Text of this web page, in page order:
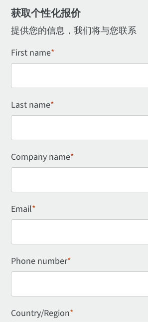
获取个性化报价
提供您的信息，我们将与您联系
First name*
Last name*
Company name*
Email*
Phone number*
Country/Region*